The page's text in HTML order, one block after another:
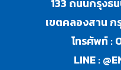
133 ถนนกรุงธ
เขตคลองสาน
โทรศัพท์ :
LINE :